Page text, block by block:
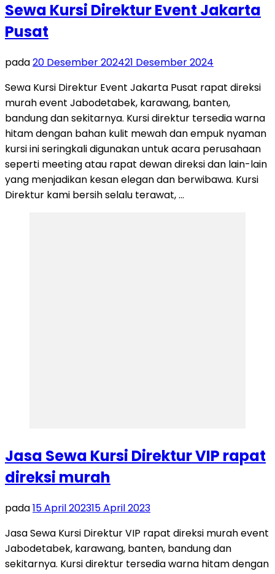
Sewa Kursi Direktur Event Jakarta
Pusat
pada20 Desember 202421 Desember 2024
Sewa Kursi Direktur Event Jakarta Pusat rapat direksi
murah event Jabodetabek, karawang, banten,
bandung dan sekitarnya. Kursi direktur tersedia warna
hitam dengan bahan kulit mewah dan empuk nyaman
kursi ini seringkali digunakan untuk acara perusahaan
seperti meeting atau rapat dewan direksi dan lain-lain
yang menjadikan kesan elegan dan berwibawa. Kursi
Direktur kami bersih selalu terawat, …
Jasa Sewa Kursi Direktur VIP rapat
direksi murah
pada15 April 202315 April 2023
Jasa Sewa Kursi Direktur VIP rapat direksi murah event
Jabodetabek, karawang, banten, bandung dan
sekitarnya. Kursi direktur tersedia warna hitam dengan